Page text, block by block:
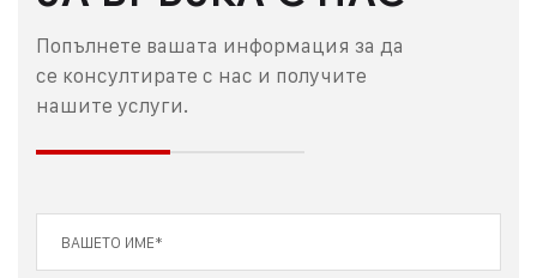
Попълнете вашата информация за да
се консултирате с нас и получите
нашите услуги.